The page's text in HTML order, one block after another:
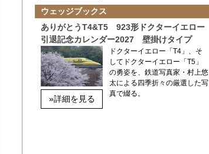
ウェッジブックス
ありがとうT4&T5 923形ドクターイエロー
引退記念カレンダー2027 壁掛けタイプ
»詳細を見る
ドクターイエロー「T4」、そ
してドクターイエロー「T5」
の勇姿を、鉄道写真家・村上悠
太による四季折々の厳選した写
真で綴る。